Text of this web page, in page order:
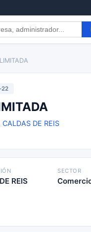
22
CALDAS DE REIS
REIS
SECTOR